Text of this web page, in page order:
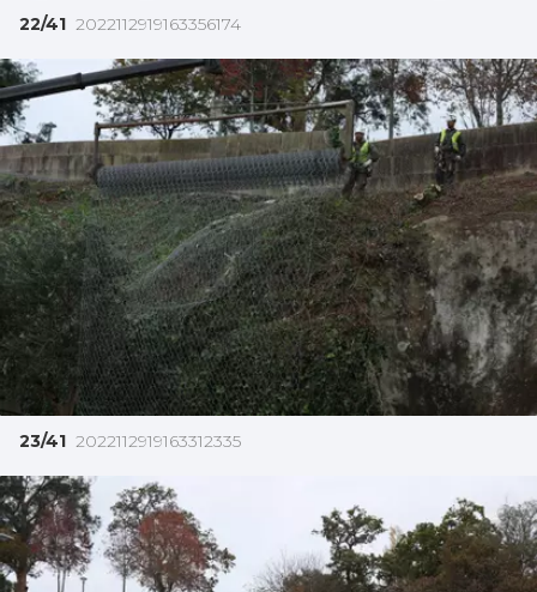
22/41 2022112919163356174
23/41 2022112919163312335